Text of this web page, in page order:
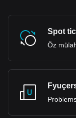
Spot
Öz